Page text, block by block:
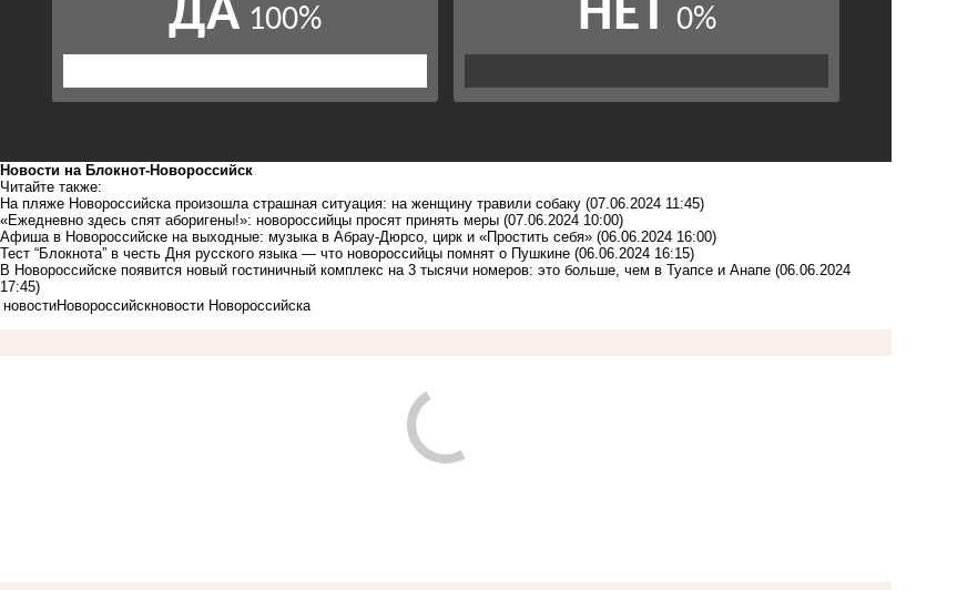
Новости на Блoкнoт-Новороссийск
Читайте также:
На пляже Новороссийска произошла страшная ситуация: на женщину травили собаку (07.06.2024 11:45)
«Ежедневно здесь спят аборигены!»: новороссийцы просят принять меры (07.06.2024 10:00)
Афиша в Новороссийске на выходные: музыка в Абрау-Дюрсо, цирк и «Простить себя» (06.06.2024 16:00)
Тест “Блокнота” в честь Дня русского языка — что новороссийцы помнят о Пушкине (06.06.2024 16:15)
В Новороссийске появится новый гостиничный комплекс на 3 тысячи номеров: это больше, чем в Туапсе и Анапе (06.06.2024
17:45)
новостиНовороссийскновости Новороссийска